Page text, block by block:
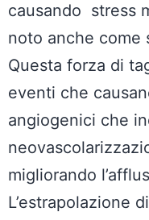
causando stress
noto anche come
Questa forza di
eventi che
angiogenici che
migliorando
L’estrapolazione